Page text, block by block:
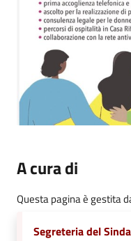
A cura di
Questa pagina è gestita
Segreteria del